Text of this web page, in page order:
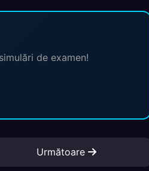
de examen!
Următoare